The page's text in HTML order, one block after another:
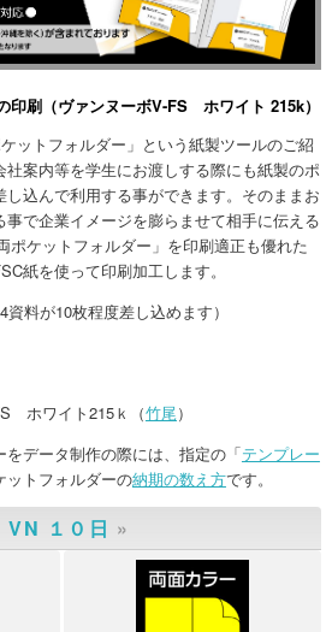
印刷（ヴァンヌーボV-FS ホワイト 215k）
ットフォルダー」という紙製ツールのご紹
案内等を学生にお渡しする際にも紙製のポ
込んで利用する事ができます。そのままお
で企業イメージを膨らませて相手に伝える
ポケットフォルダー」を印刷適正も優れた
紙を使って印刷加工します。
料が10枚程度差し込めます）
ホワイト215ｋ（竹尾）
をデータ制作の際には、指定の「テンプレー
ットフォルダーの納期の数え方です。
VN １０日 »